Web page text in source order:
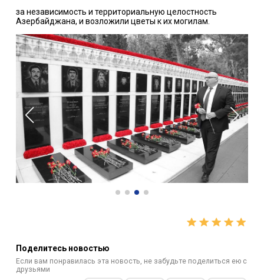
за независимость и территориальную целостность
Азербайджана, и возложили цветы к их могилам.
Поделитесь новостью
Если вам понравилась эта новость, не забудьте поделиться ею с
друзьями